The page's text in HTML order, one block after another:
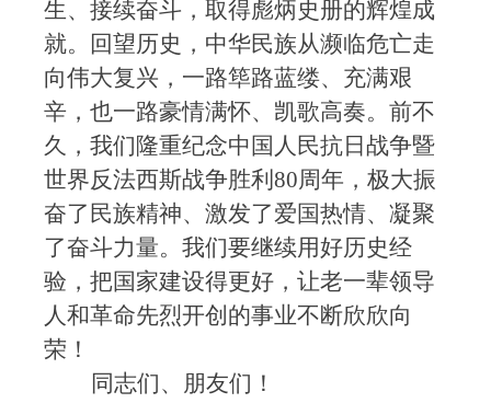
生、接续奋斗，取得彪炳史册的辉煌成
就。回望历史，中华民族从濒临危亡走
向伟大复兴，一路筚路蓝缕、充满艰
辛，也一路豪情满怀、凯歌高奏。前不
久，我们隆重纪念中国人民抗日战争暨
世界反法西斯战争胜利80周年，极大振
奋了民族精神、激发了爱国热情、凝聚
了奋斗力量。我们要继续用好历史经
验，把国家建设得更好，让老一辈领导
人和革命先烈开创的事业不断欣欣向
荣！
同志们、朋友们！